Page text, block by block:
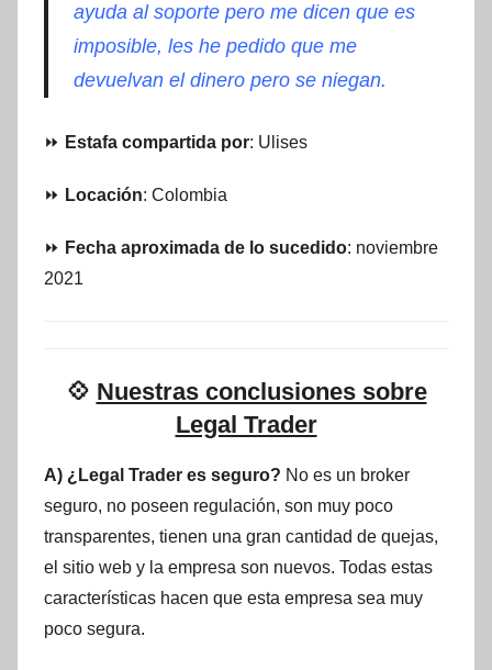
ayuda al soporte pero me dicen que es
imposible, les he pedido que me
devuelvan el dinero pero se niegan.
⏩ Estafa compartida por: Ulises
⏩ Locación: Colombia
⏩ Fecha aproximada de lo sucedido: noviembre
2021
💠 Nuestras conclusiones sobre
Legal Trader
A) ¿Legal Trader es seguro? No es un broker
seguro, no poseen regulación, son muy poco
transparentes, tienen una gran cantidad de quejas,
el sitio web y la empresa son nuevos. Todas estas
características hacen que esta empresa sea muy
poco segura.